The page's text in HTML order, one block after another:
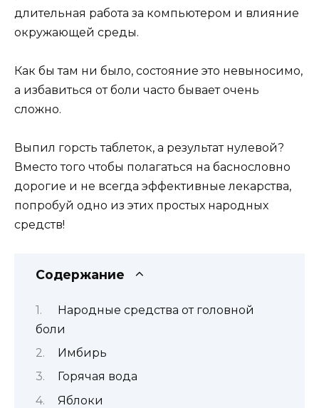
длительная работа за компьютером и влияние
окружающей среды.
Как бы там ни было, состояние это невыносимо,
а избавиться от боли часто бывает очень
сложно.
Выпил горсть таблеток, а результат нулевой?
Вместо того чтобы полагаться на баснословно
дорогие и не всегда эффективные лекарства,
попробуй одно из этих простых народных
средств!
Содержание
Народные средства от головной
боли
Имбирь
Горячая вода
Яблоки